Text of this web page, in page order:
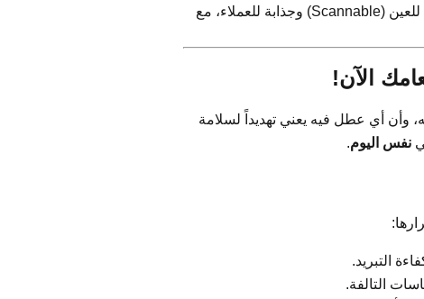
إليك إعادة صياغة للمحتوى بأسلوب أكثر ديناميكية واحترافية، مع تحسين هيكلة المعلومات لجعلها مريحة للعين (Scannable) وجذابة للعملاء، مع
الآن!
وأن أي عطل فيه يعني تهديداً لسلامة
نفس اليوم.
التبريد.
التالفة.